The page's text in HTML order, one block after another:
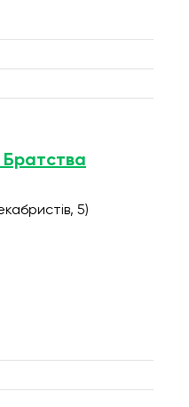
Братства
5)